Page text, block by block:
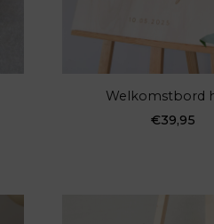
Welkomstbord
€39,95